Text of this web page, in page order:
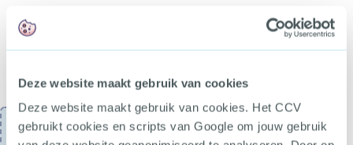
Deze website maakt gebruik van cookies
Deze website maakt gebruik van cookies. Het CCV
gebruikt cookies en scripts van Google om jouw gebruik
Accepteer demarketingcookies om deze content te